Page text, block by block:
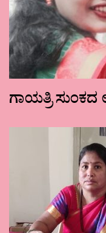
ಗಾಯತ್ರಿ